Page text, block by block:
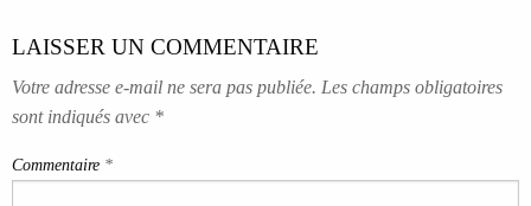
LAISSER UN COMMENTAIRE
Votre adresse e-mail ne sera pas publiée. Les champs obligatoires
sont indiqués avec *
Commentaire *